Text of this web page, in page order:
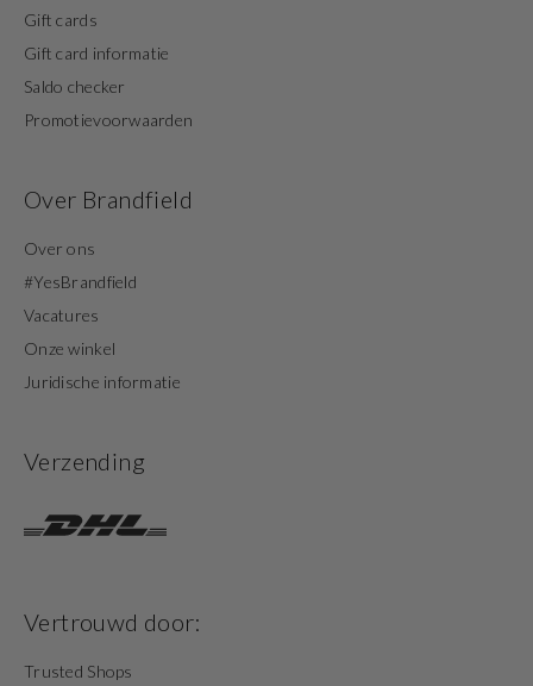
Gift cards
Gift card informatie
Saldo checker
Promotievoorwaarden
Over Brandfield
Over ons
#YesBrandfield
Vacatures
Onze winkel
Juridische informatie
Verzending
Vertrouwd door:
Trusted Shops